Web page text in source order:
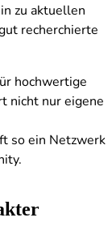
zu aktuellen
recherchierte
hochwertige
nicht nur eigene
so ein Netzwerk